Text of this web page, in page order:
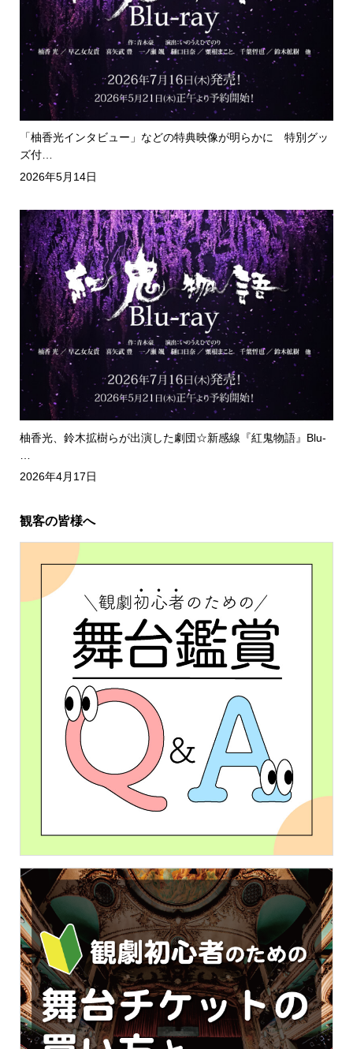
「柚香光インタビュー」などの特典映像が明らかに 特別グッ
ズ付…
2026年5月14日
柚香光、鈴木拡樹らが出演した劇団☆新感線『紅鬼物語』Blu-
2026年4月17日
観客の皆様へ